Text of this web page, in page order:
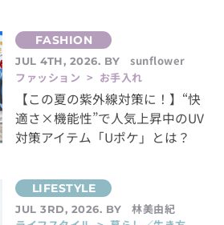
JUL 4TH, 2026. BY
sunflower
ファッション > お手入れ
【この夏の紫外線対策に！】“快
適さ×機能性”で人気上昇中のUV
対策アイテム「Uポケ」とは？
JUL 3RD, 2026. BY
林美由紀